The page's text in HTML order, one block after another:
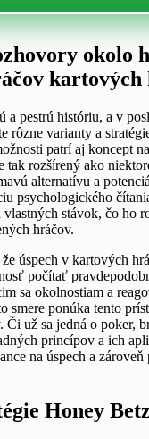
okolo
kartových
a pestrú históriu, a v
rôzne varianty a
patrí aj koncept
tak rozšírený ako
alternatívu a
psychologického
vlastných stávok, čo ho
hráčov.
úspech v kartových
počítať
sa okolnostiam a
smere ponúka tento
Či už sa jedná o poker,
princípov a ich
na úspech a
Honey Betz